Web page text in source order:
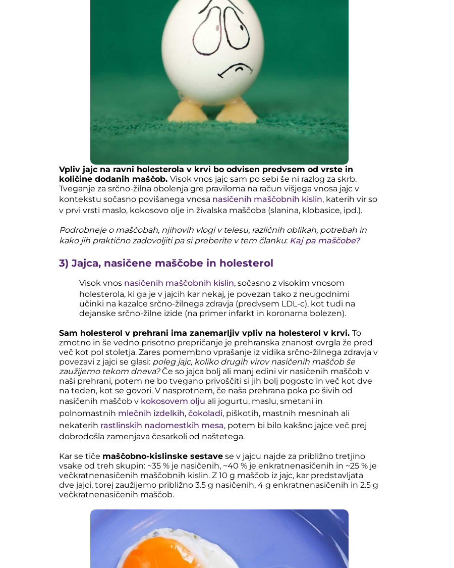
Vpliv jajc na ravni holesterola v krvi bo odvisen predvsem od vrste in
količine dodanih maščob. Visok vnos jajc sam po sebi še ni razlog za skrb.
Tveganje za srčno-žilna obolenja gre praviloma na račun višjega vnosa jajc v
kontekstu sočasno povišanega vnosa nasičenih maščobnih kislin, katerih vir so
v prvi vrsti maslo, kokosovo olje in živalska maščoba (slanina, klobasice, ipd.).
Podrobneje o maščobah, njihovih vlogi v telesu, različnih oblikah, potrebah in
kako jih praktično zadovoljiti pa si preberite v tem članku: Kaj pa maščobe?
3) Jajca, nasičene maščobe in holesterol
Visok vnos nasičenih maščobnih kislin, sočasno z visokim vnosom
holesterola, ki ga je v jajcih kar nekaj, je povezan tako z neugodnimi
učinki na kazalce srčno-žilnega zdravja (predvsem LDL-c), kot tudi na
dejanske srčno-žilne izide (na primer infarkt in koronarna bolezen).
Sam holesterol v prehrani ima zanemarljiv vpliv na holesterol v krvi. To
zmotno in še vedno prisotno prepričanje je prehranska znanost ovrgla že pred
več kot pol stoletja. Zares pomembno vprašanje iz vidika srčno-žilnega zdravja v
povezavi z jajci se glasi: poleg jajc, koliko drugih virov nasičenih maščob še
zaužijemo tekom dneva?Če so jajca bolj ali manj edini vir nasičenih maščob v
naši prehrani, potem ne bo tvegano privoščiti si jih bolj pogosto in več kot dve
na teden, kot se govori. V nasprotnem, če naša prehrana poka po šivih od
nasičenih maščob v kokosovem olju ali jogurtu, maslu, smetani in
polnomastnih mlečnih izdelkih, čokoladi, piškotih, mastnih mesninah ali
nekaterih rastlinskih nadomestkih mesa, potem bi bilo kakšno jajce več prej
dobrodošla zamenjava česarkoli od naštetega.
Kar se tiče maščobno-kislinske sestave se v jajcu najde za približno tretjino
vsake od treh skupin: ~35 % je nasičenih, ~40 % je enkratnenasičenih in ~25 % je
večkratnenasičenih maščobnih kislin. Z 10 g maščob iz jajc, kar predstavljata
dve jajci, torej zaužijemo približno 3.5 g nasičenih, 4 g enkratnenasičenih in 2.5 g
večkratnenasičenih maščob.